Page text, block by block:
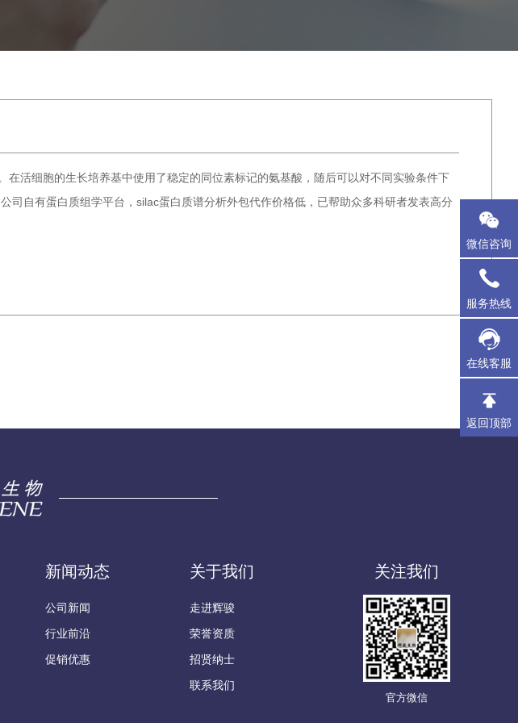
活细胞的生长培养基中使用了稳定的同位素标记的氨基酸，随后可以对不同实验条件下
自有蛋白质组学平台，silac蛋白质谱分析外包代作价格低，已帮助众多科研者发表高分
新闻动态
公司新闻
行业前沿
促销优惠
关于我们
走进辉骏
荣誉资质
招贤纳士
联系我们
关注我们
官方微信
微信咨询
服务热线
在线客服
返回顶部